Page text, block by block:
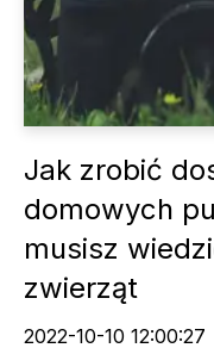
Jak zrobić
domowych
musisz
zwierząt
2022-10-10 12:00:27